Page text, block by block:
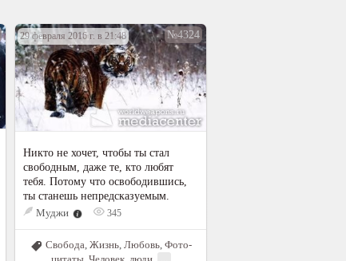
29 февраля 2016 г. в 21:48 №4324
Никто не хочет, чтобы ты стал
свободным, даже те, кто любят
тебя. Потому что освободившись,
ты станешь непредсказуемым.
Муджи
345
Свобода, Жизнь, Любовь, Фото-